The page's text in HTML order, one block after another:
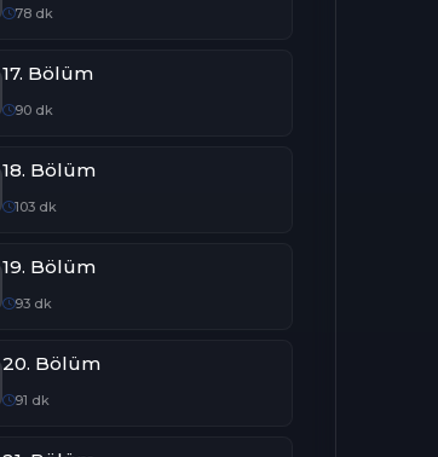
78 dk
17. Bölüm
90 dk
18. Bölüm
103 dk
19. Bölüm
93 dk
20. Bölüm
91 dk